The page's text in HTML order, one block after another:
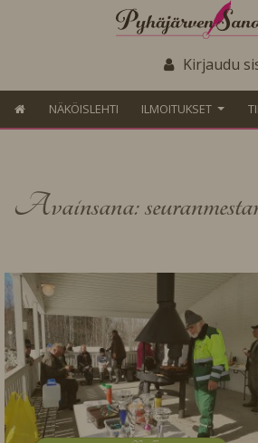
Kirjaudu
NÄKÖISLEHTI ILMOITUKSET
Avainsana: